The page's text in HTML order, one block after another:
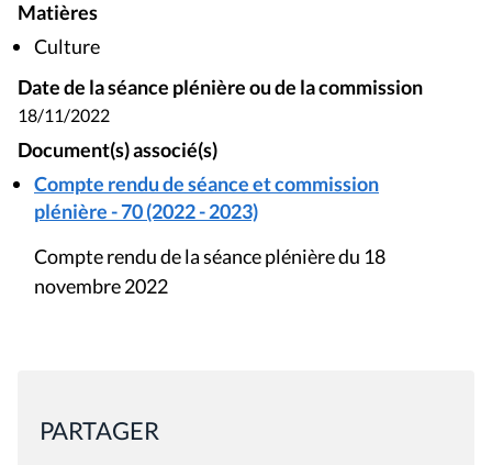
Matières
Culture
Date de la séance plénière ou de la commission
18/11/2022
Document(s) associé(s)
Compte rendu de séance et commission
plénière - 70 (2022 - 2023)
Compte rendu de la séance plénière du 18
novembre 2022
PARTAGER